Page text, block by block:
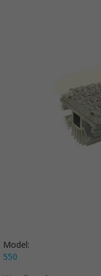
Model:
550